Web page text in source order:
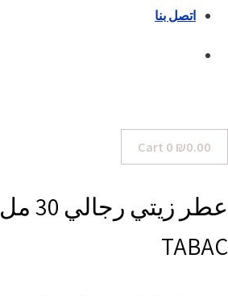
اتصل بنا
₪0.00
0
Cart
TABAC